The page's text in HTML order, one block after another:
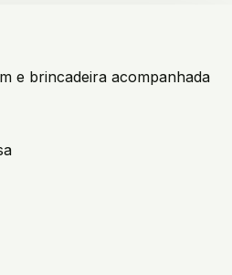
e brincadeira acompanhada